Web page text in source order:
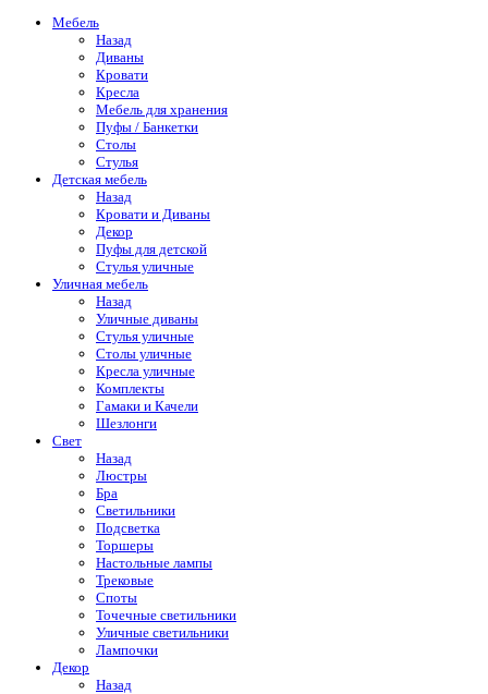
Мебель
Назад
Диваны
Кровати
Кресла
Мебель для хранения
Пуфы / Банкетки
Столы
Стулья
Детская мебель
Назад
Кровати и Диваны
Декор
Пуфы для детской
Стулья уличные
Уличная мебель
Назад
Уличные диваны
Стулья уличные
Столы уличные
Кресла уличные
Комплекты
Гамаки и Качели
Шезлонги
Свет
Назад
Люстры
Бра
Светильники
Подсветка
Торшеры
Настольные лампы
Трековые
Споты
Точечные светильники
Уличные светильники
Лампочки
Декор
Назад